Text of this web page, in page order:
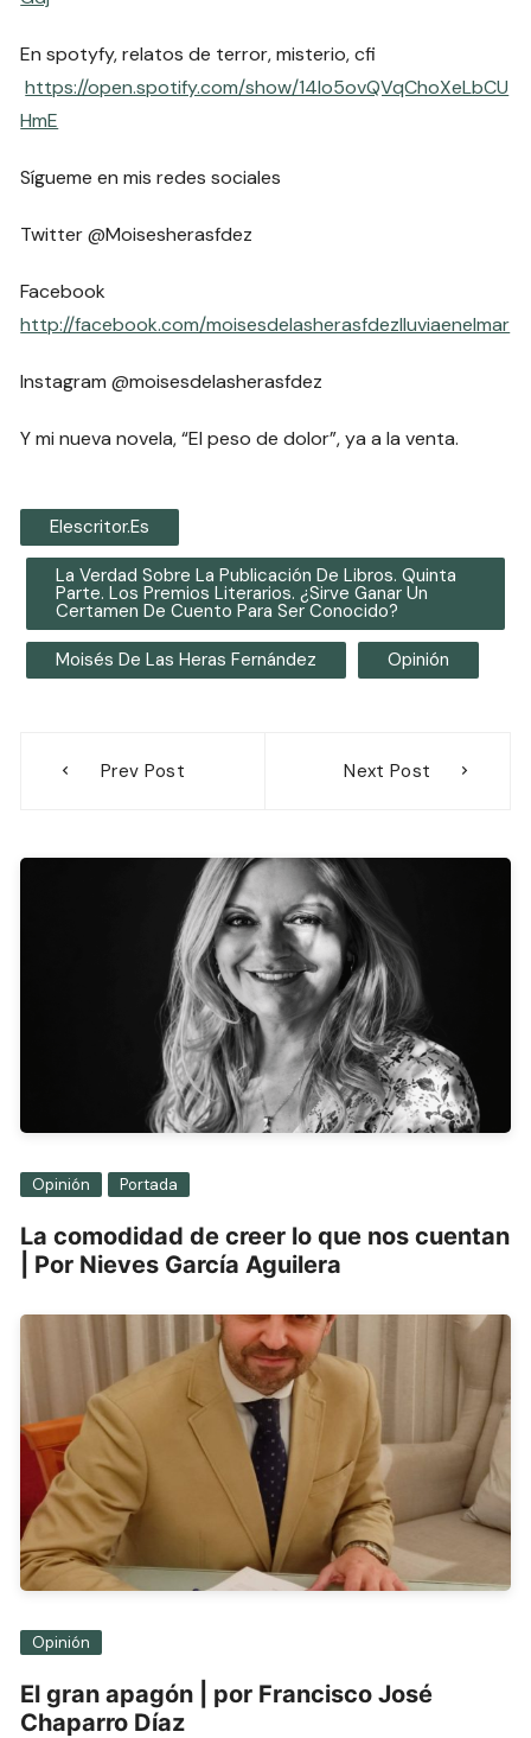
En spotyfy, relatos de terror, misterio, cfi
https://open.spotify.com/show/14Io5ovQVqChoXeLbCU
HmE
Sígueme en mis redes sociales
Twitter @Moisesherasfdez
Facebook
http://facebook.com/moisesdelasherasfdezlluviaenelmar
Instagram @moisesdelasherasfdez
Y mi nueva novela, “El peso de dolor”, ya a la venta.
Elescritor.es
La Verdad Sobre La Publicación De Libros. Quinta
Parte. Los Premios Literarios. ¿Sirve Ganar Un
Certamen De Cuento Para Ser Conocido?
Moisés De Las Heras Fernández Opinión
Prev Post Next Post
Opinión Portada
La comodidad de creer lo que nos cuentan
| Por Nieves García Aguilera
Opinión
El gran apagón | por Francisco José
Chaparro Díaz